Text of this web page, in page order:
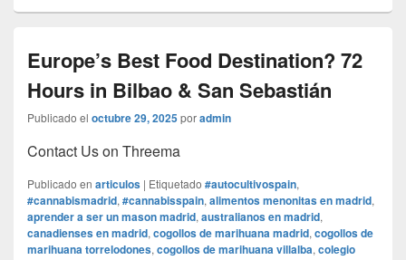
Europe’s Best Food Destination? 72
Hours in Bilbao & San Sebastián
Publicado el octubre 29, 2025poradmin
Contact Us on Threema
Publicado en articulos | Etiquetado #autocultivospain,
#cannabismadrid, #cannabisspain, alimentos menonitas en madrid,
aprender a ser un mason madrid, australianos en madrid,
canadienses en madrid, cogollos de marihuana madrid, cogollos de
marihuana torrelodones, cogollos de marihuana villalba, colegio